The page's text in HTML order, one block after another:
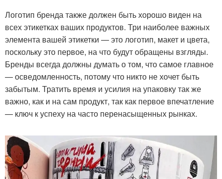
Логотип бренда также должен быть хорошо виден на
всех этикетках ваших продуктов. Три наиболее важных
элемента вашей этикетки — это логотип, макет и цвета,
поскольку это первое, на что будут обращены взгляды.
Бренды всегда должны думать о том, что самое главное
— осведомленность, потому что никто не хочет быть
забытым. Тратить время и усилия на упаковку так же
важно, как и на сам продукт, так как первое впечатление
— ключ к успеху на часто перенасыщенных рынках.